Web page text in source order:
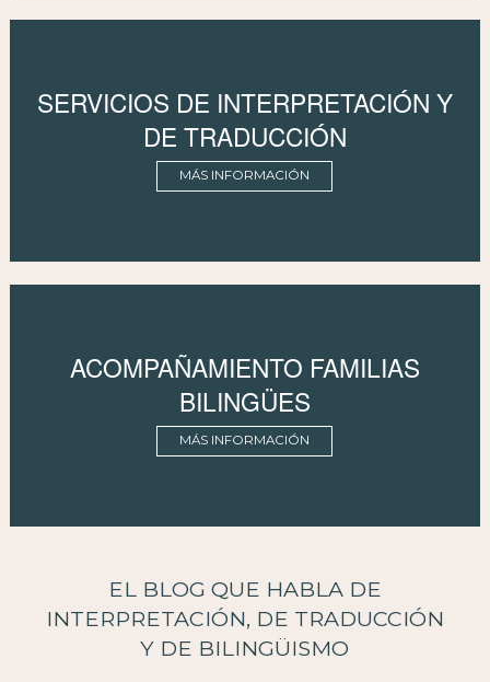
SERVICIOS DE INTERPRETACIÓN Y
DE TRADUCCIÓN
MÁS INFORMACIÓN
ACOMPAÑAMIENTO FAMILIAS
BILINGÜES
MÁS INFORMACIÓN
EL BLOG QUE HABLA DE
INTERPRETACIÓN, DE TRADUCCIÓN
Y DE BILINGÜISMO